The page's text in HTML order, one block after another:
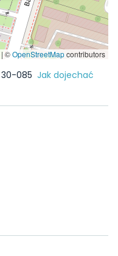
|©OpenStreetMapcontributors
30-085 Jak dojechać